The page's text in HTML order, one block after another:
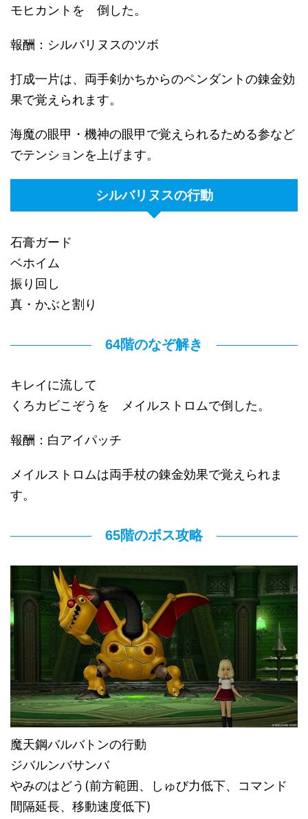
モヒカントを 倒した。
報酬：シルバリヌスのツボ
打成一片は、両手剣かちからのペンダントの錬金効
果で覚えられます。
海魔の眼甲・機神の眼甲で覚えられるためる参など
でテンションを上げます。
シルバリヌスの行動
石膏ガード
ベホイム
振り回し
真・かぶと割り
64階のなぞ解き
キレイに流して
くろカビこぞうを メイルストロムで倒した。
報酬：白アイパッチ
メイルストロムは両手杖の錬金効果で覚えられま
す。
65階のボス攻略
魔天鋼バルバトンの行動
ジバルンバサンバ
やみのはどう(前方範囲、しゅび力低下、コマンド
間隔延長、移動速度低下)